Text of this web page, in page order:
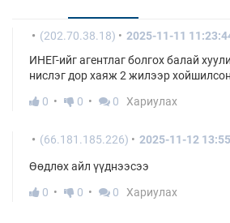
(202.70.38.18)
2025-11-11
ИНЕГ-ийг агентлаг болгох балай
нислэг дор хаяж 2 жилээр
0
0 0 Хариулах
(66.181.185.226) 2025-11-12
Өөдлөх айл үүднээсээ
0
0 0 Хариулах